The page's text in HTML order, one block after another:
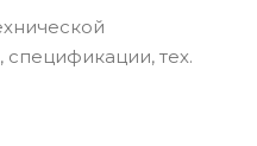
тех.